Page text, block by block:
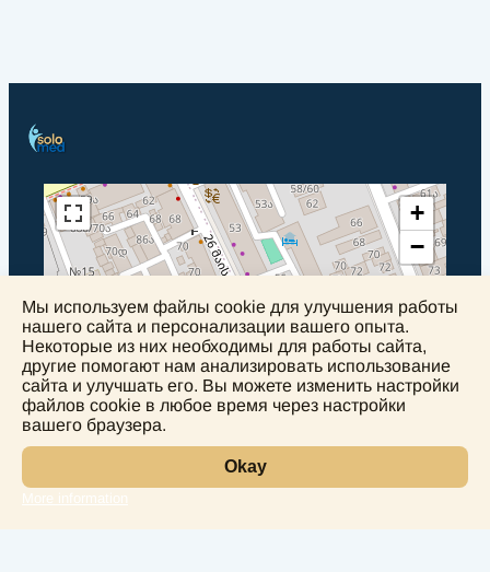
+
−
Мы используем файлы cookie для улучшения работы
нашего сайта и персонализации вашего опыта.
Некоторые из них необходимы для работы сайта,
другие помогают нам анализировать использование
сайта и улучшать его. Вы можете изменить настройки
файлов cookie в любое время через настройки
вашего браузера.
Okay
More information